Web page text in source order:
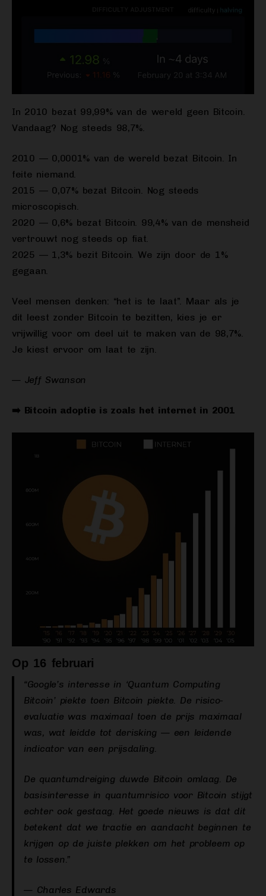
In 2010 bezat 99,99% van de wereld geen Bitcoin.
Vandaag? Nog steeds 98,7%.
2010 — 0,0001% van de wereld bezat Bitcoin. In
feite niemand.
2015 — 0,07% bezat Bitcoin. Nog steeds
microscopisch.
2020 — 0,6% bezat Bitcoin. 99,4% van de mensheid
vertrouwt nog steeds op fiat.
2025 — 1,3% bezit Bitcoin. We zijn door de 1%
gegaan.
Veel mensen denken: “het is te laat”. Maar als je
dit leest zonder Bitcoin te bezitten, kies je er
vrijwillig voor om deel uit te maken van de 98,7%.
Je kiest ervoor om laat te zijn.
— Jeff Swanson
➡️ Bitcoin adoptie is zoals het internet in 2001
Op 16 februari
“Google’s interesse in ‘Quantum Computing
Bitcoin’ piekte toen Bitcoin piekte. De risico-
evaluatie was maximaal toen de prijs maximaal
was, wat leidde tot derisking — een leidende
indicator van een prijsdaling.
De quantumdreiging duwde Bitcoin omlaag. De
basisinteresse in quantumrisico voor Bitcoin stijgt
echter ook gestaag. Het goede nieuws is dat dit
betekent dat we tractie en aandacht beginnen te
krijgen op de juiste plekken om het probleem op
te lossen.”
— Charles Edwards